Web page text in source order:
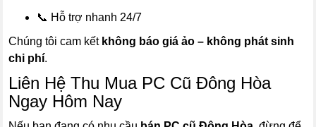
📞 Hỗ trợ nhanh 24/7
Chúng tôi cam kết không báo giá ảo – không phát sinh
chi phí.
Liên Hệ Thu Mua PC Cũ Đông Hòa
Ngay Hôm Nay